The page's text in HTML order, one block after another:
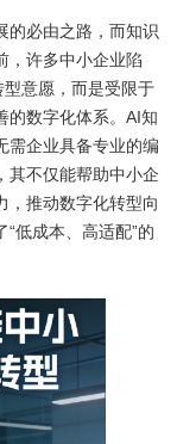
的必由之路，而知识
，许多中小企业陷
型意愿，而是受限于
的数字化体系。AI知
需企业具备专业的编
其不仅能帮助中小企
，推动数字化转型向
低成本、高适配”的